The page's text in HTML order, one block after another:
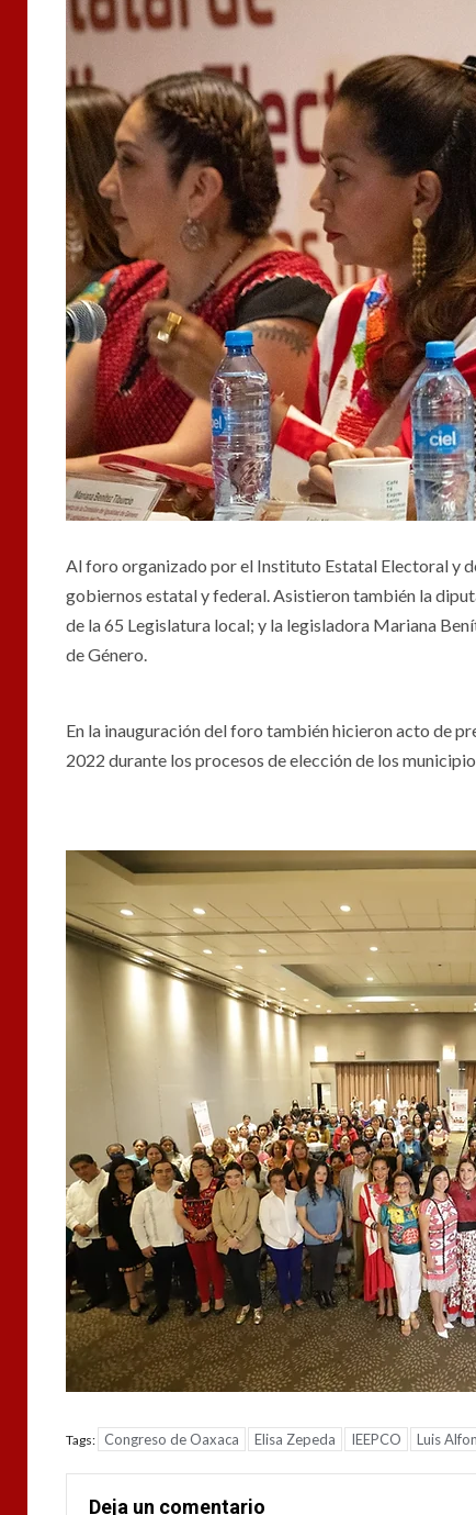
Al foro organizado por el Instituto Estatal Electoral y
gobiernos estatal y federal. Asistieron también la
de la 65 Legislatura local; y la legisladora Mariana
de Género.
En la inauguración del foro también hicieron acto de
2022 durante los procesos de elección de los
Tags: Congreso de Oaxaca Elisa Zepeda IEEPCO Luis
Deja un comentario